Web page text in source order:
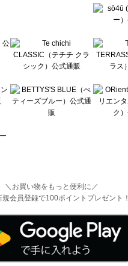
＼お買い物をもっと便利に／
規会員登録で100ポイントプレゼント！